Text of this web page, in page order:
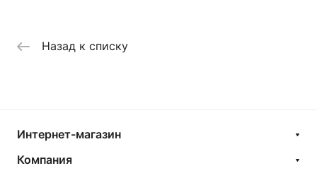
Назад к списку
Интернет-магазин
Компания